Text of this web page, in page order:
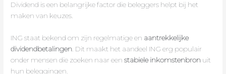
Dividend is een belangrijke factor die beleggers helpt bij het
maken van keuzes.
ING staat bekend om zijn regelmatige en aantrekkelijke
dividendbetalingen . Dit maakt het aandeel ING erg populair
onder mensen die zoeken naar eenstabiele inkomstenbron uit
hun beleggingen.